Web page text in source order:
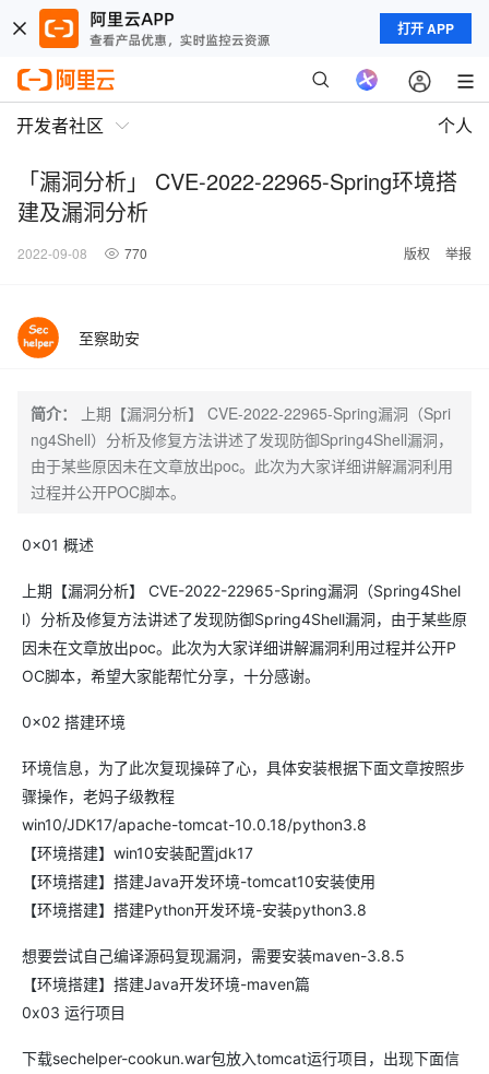
打开 APP
开发者社区 个人
「漏洞分析」 CVE-2022-22965-Spring环境搭
建及漏洞分析
2022-09-08 770 版权 举报
至察助安
简介：
上期【漏洞分析】 CVE-2022-22965-Spring漏洞（Spri
ng4Shell）分析及修复方法讲述了发现防御Spring4Shell漏洞，
由于某些原因未在文章放出poc。此次为大家详细讲解漏洞利用
过程并公开POC脚本。
0x01 概述
上期【漏洞分析】 CVE-2022-22965-Spring漏洞（Spring4Shel
l）分析及修复方法讲述了发现防御Spring4Shell漏洞，由于某些原
因未在文章放出poc。此次为大家详细讲解漏洞利用过程并公开P
OC脚本，希望大家能帮忙分享，十分感谢。
0x02 搭建环境
环境信息，为了此次复现操碎了心，具体安装根据下面文章按照步
骤操作，老妈子级教程
win10/JDK17/apache-tomcat-10.0.18/python3.8
【环境搭建】win10安装配置jdk17
【环境搭建】搭建Java开发环境-tomcat10安装使用
【环境搭建】搭建Python开发环境-安装python3.8
想要尝试自己编译源码复现漏洞，需要安装maven-3.8.5
【环境搭建】搭建Java开发环境-maven篇
0x03 运行项目
下载sechelper-cookun.war包放入tomcat运行项目，出现下面信